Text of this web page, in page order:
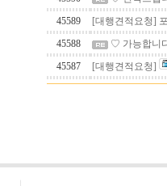
45589
[대행견적요청]
45588
♡ 가능합니
45587
[대행견적요청]